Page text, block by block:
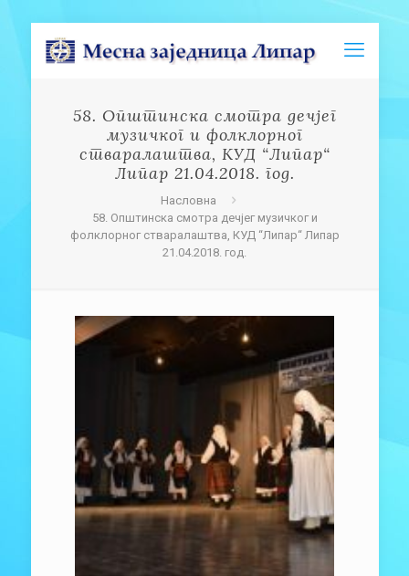
58. Општинска смотра дечјег
музичког и фолклорног
стваралаштва, КУД “Липар“
Липар 21.04.2018. год.
Насловна
58. Општинска смотра дечјег музичког и
фолклорног стваралаштва, КУД “Липар“ Липар
21.04.2018. год.